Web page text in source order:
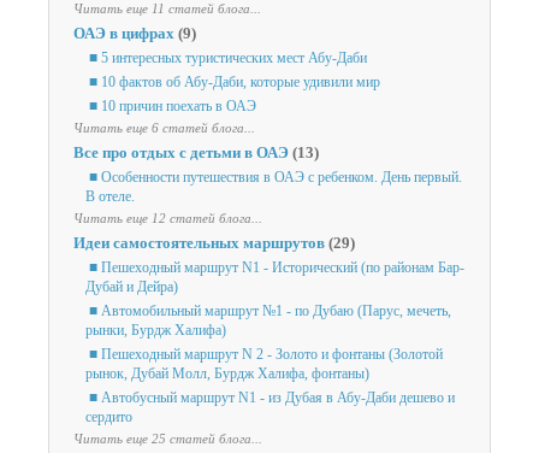
Читать еще 11 статей блога...
ОАЭ в цифрах (9)
■ 5 интересных туристических мест Абу-Даби
■ 10 фактов об Абу-Даби, которые удивили мир
■ 10 причин поехать в ОАЭ
Читать еще 6 статей блога...
Все про отдых с детьми в ОАЭ (13)
■ Особенности путешествия в ОАЭ с ребенком. День первый.
В отеле.
Читать еще 12 статей блога...
Идеи самостоятельных маршрутов (29)
■ Пешеходный маршрут N1 - Исторический (по районам Бар-
Дубай и Дейра)
■ Автомобильный маршрут №1 - по Дубаю (Парус, мечеть,
рынки, Бурдж Халифа)
■ Пешеходный маршрут N 2 - Золото и фонтаны (Золотой
рынок, Дубай Молл, Бурдж Халифа, фонтаны)
■ Автобусный маршрут N1 - из Дубая в Абу-Даби дешево и
сердито
Читать еще 25 статей блога...